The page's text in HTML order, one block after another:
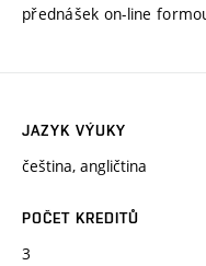
přednášek on-line
JAZYK VÝUKY
čeština, angličtina
POČET KREDITŮ
3